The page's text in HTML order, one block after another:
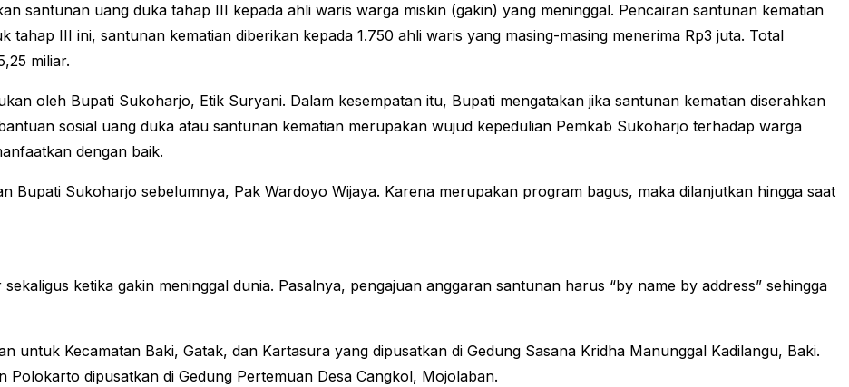
santunan uang duka tahap III kepada ahli waris warga miskin (gakin) yang meninggal. Pencairan santunan kematian
tahap III ini, santunan kematian diberikan kepada 1.750 ahli waris yang masing-masing menerima Rp3 juta. Total
miliar.
oleh Bupati Sukoharjo, Etik Suryani. Dalam kesempatan itu, Bupati mengatakan jika santunan kematian diserahkan
sosial uang duka atau santunan kematian merupakan wujud kepedulian Pemkab Sukoharjo terhadap warga
dengan baik.
Bupati Sukoharjo sebelumnya, Pak Wardoyo Wijaya. Karena merupakan program bagus, maka dilanjutkan hingga saat
ketika gakin meninggal dunia. Pasalnya, pengajuan anggaran santunan harus “by name by address” sehingga
untuk Kecamatan Baki, Gatak, dan Kartasura yang dipusatkan di Gedung Sasana Kridha Manunggal Kadilangu, Baki.
dipusatkan di Gedung Pertemuan Desa Cangkol, Mojolaban.